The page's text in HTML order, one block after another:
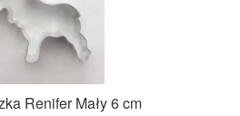
Renifer Mały 6 cm